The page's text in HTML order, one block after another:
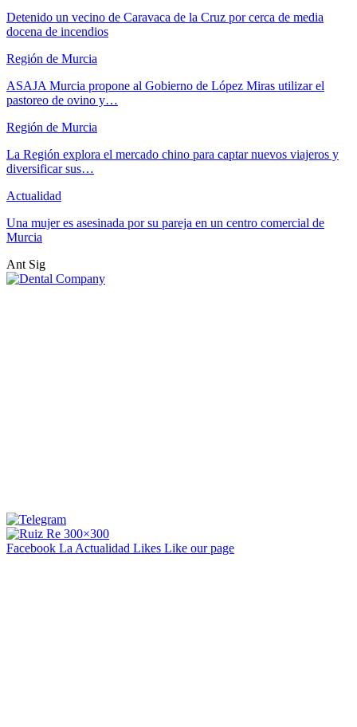
Detenido un vecino de Caravaca de la Cruz por cerca de media
docena de incendios
Región de Murcia
ASAJA Murcia propone al Gobierno de López Miras utilizar el
pastoreo de ovino y…
Región de Murcia
La Región explora el mercado chino para captar nuevos viajeros y
diversificar sus…
Actualidad
Una mujer es asesinada por su pareja en un centro comercial de
Murcia
Ant Sig
Facebook La Actualidad Likes Like our page